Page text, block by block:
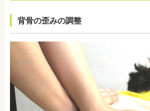
背骨の歪みの調整